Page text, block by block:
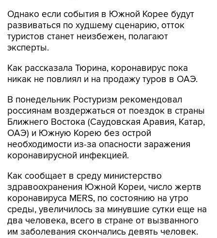
Однако если события в Южной Корее будут
развиваться по худшему сценарию, отток
туристов станет неизбежен, полагают
эксперты.
Как рассказала Тюрина, коронавирус пока
никак не повлиял и на продажу туров в ОАЭ.
В понедельник Ростуризм рекомендовал
россиянам воздержаться от поездок в страны
Ближнего Востока (Саудовская Аравия, Катар,
ОАЭ) и Южную Корею без острой
необходимости из-за опасности заражения
коронавирусной инфекцией.
Как сообщает в среду министерство
здравоохранения Южной Кореи, число жертв
коронавируса MERS, по состоянию на утро
среды, увеличилось за минувшие сутки еще на
два человека, всего в стране от вызванного
им заболевания скончались девять человек.